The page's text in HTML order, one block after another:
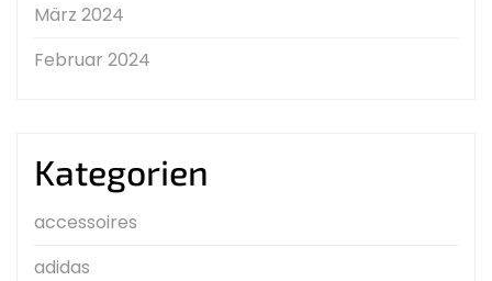
März 2024
Februar 2024
Kategorien
accessoires
adidas